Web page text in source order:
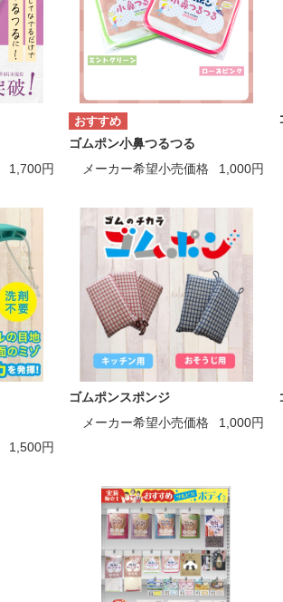
1,700円
ゴムポン小鼻つるつる
メーカー希望小売価格
1,000円
1,500円
ゴムポンスポンジ
メーカー希望小売価格
1,000円